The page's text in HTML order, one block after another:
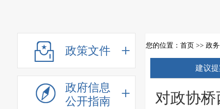
政策文件
政府信息
公开指南
您的位置： 首页 >> 政
建议
对政协